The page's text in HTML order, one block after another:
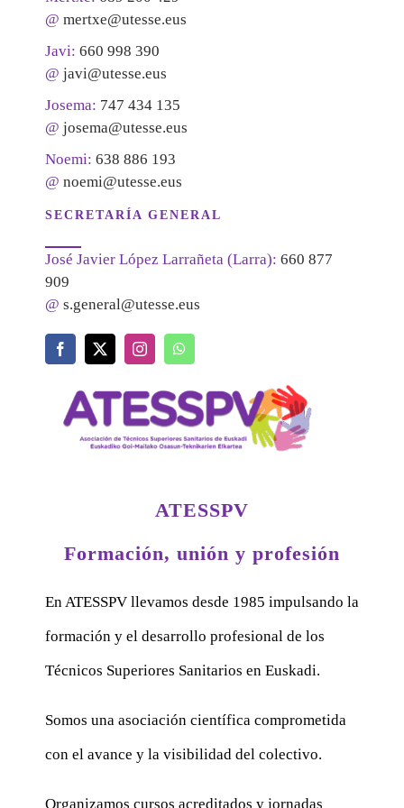
@ mertxe@utesse.eus
Javi: 660 998 390
@ javi@utesse.eus
Josema: 747 434 135
@ josema@utesse.eus
Noemi: 638 886 193
@ noemi@utesse.eus
SECRETARÍA GENERAL
José Javier López Larrañeta (Larra): 660 877
909
@ s.general@utesse.eus
ATESSPV
Formación, unión y profesión
En ATESSPV llevamos desde 1985 impulsando la
formación y el desarrollo profesional de los
Técnicos Superiores Sanitarios en Euskadi.
Somos una asociación científica comprometida
con el avance y la visibilidad del colectivo.
Organizamos cursos acreditados y jornadas